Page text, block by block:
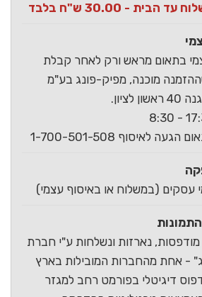
הבית - 30.00 ש"ח בלבד
בתאום מראש ורק לאחר קבלת
מוכנה, מפיק-פונג בע"מ
לציון.
לאיסוף 1-700-501-508
נארזות ונשלחות ע"י חברת
- אחת מהחברות המובילות בארץ
דיגיטלי בפורמט רחב למגזר